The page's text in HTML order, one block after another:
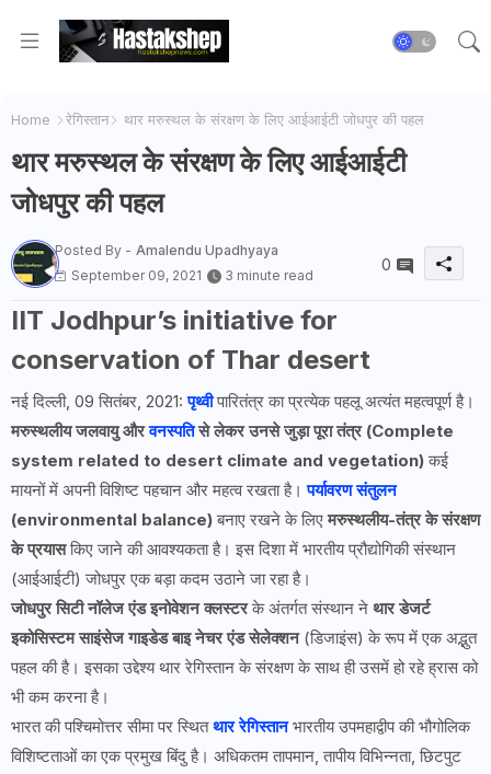
Home रेगिस्तान थार मरुस्थल के संरक्षण के लिए आईआईटी जोधपुर की पहल
थार मरुस्थल के संरक्षण के लिए आईआईटी
जोधपुर की पहल
Posted By - Amalendu Upadhyaya
September 09, 2021
3 minute read
0
IIT Jodhpur’s initiative for
conservation of Thar desert
नई दिल्ली, 09 सितंबर, 2021:पृथ्वीपारितंत्र का प्रत्येक पहलू अत्यंत महत्वपूर्ण है।
मरुस्थलीय जलवायु औरवनस्पतिसे लेकर उनसे जुड़ा पूरा तंत्र (Complete
system related to desert climate and vegetation)कई
मायनों में अपनी विशिष्ट पहचान और महत्व रखता है।पर्यावरण संतुलन
(environmental balance)बनाए रखने के लिएमरुस्थलीय-तंत्र के संरक्षण
के प्रयासकिए जाने की आवश्यकता है। इस दिशा में भारतीय प्रौद्योगिकी संस्थान
(आईआईटी) जोधपुर एक बड़ा कदम उठाने जा रहा है।
जोधपुर सिटी नॉलेज एंड इनोवेशन क्लस्टरके अंतर्गत संस्थान ने थार डेजर्ट
इकोसिस्टम साइंसेज गाइडेड बाइ नेचर एंड सेलेक्शन(डिजाइंस) के रूप में एक अद्भुत
पहल की है। इसका उद्देश्य थार रेगिस्तान के संरक्षण के साथ ही उसमें हो रहे ह्रास को
भी कम करना है।
भारत की पश्चिमोत्तर सीमा पर स्थितथार रेगिस्तानभारतीय उपमहाद्वीप की भौगोलिक
विशिष्टताओं का एक प्रमुख बिंदु है। अधिकतम तापमान, तापीय विभिन्नता, छिटपुट